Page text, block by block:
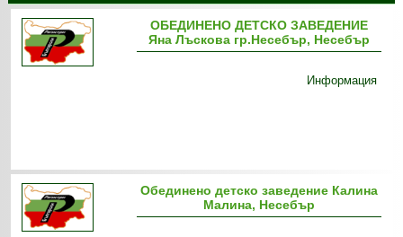
ОБЕДИНЕНО ДЕТСКО ЗАВЕДЕНИЕ
Яна Лъскова гр.Несебър, Несебър
Информация
Обединено детско заведение Калина
Малина, Несебър